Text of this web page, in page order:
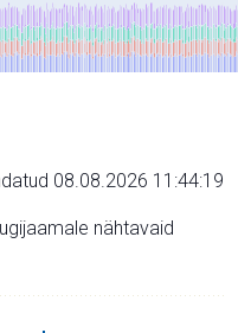
08.08.2026 11:44:19
nähtavaid